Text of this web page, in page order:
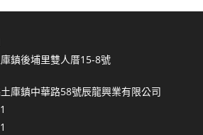
鎮後埔里雙人厝15-8號
庫鎮中華路58號辰龍興業有限公司